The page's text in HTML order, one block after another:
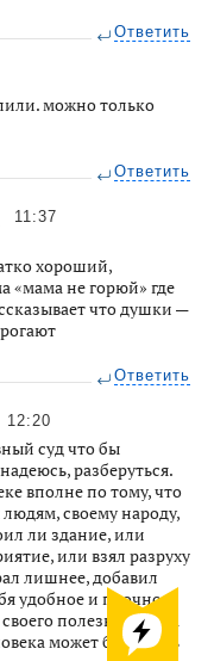
Ответить
можно только
Ответить
11:37
хороший,
«мама не горюй» где
что душки —
Ответить
12:20
суд что бы
разберуться.
вполне по тому, что
своему народу,
ли здание, или
или взял разруху
лишнее, добавил
удобное и прочное
полезного дела
может быть пять